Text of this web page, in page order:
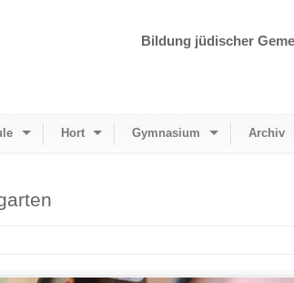
Bildung jüdischer
Hort Gymnasium Archiv